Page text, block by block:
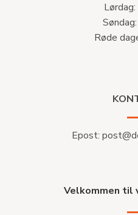
Røde
Epost:
Velkommen til